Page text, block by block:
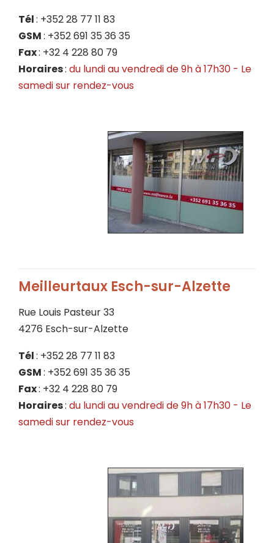
Tél: +352 28 77 11 83
GSM: +352 691 35 36 35
Fax: +32 4 228 80 79
Horaires: du lundi au vendredi de 9h à 17h30 - Le
samedisur rendez-vous
Meilleurtaux Esch-sur-Alzette
Rue Louis Pasteur 33
4276 Esch-sur-Alzette
Tél: +352 28 77 11 83
GSM: +352 691 35 36 35
Fax: +32 4 228 80 79
Horaires: du lundi au vendredi de 9h à 17h30 - Le
samedisur rendez-vous